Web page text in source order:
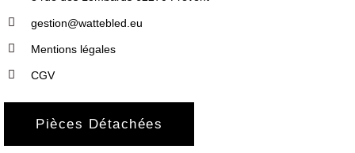
gestion@wattebled.eu
Mentions légales
CGV
Pièces Détachées